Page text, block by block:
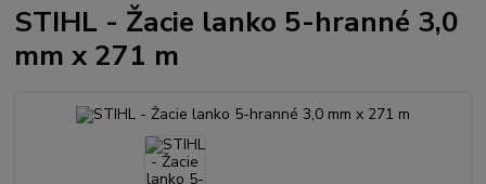
STIHL - Žacie lanko 5-hranné 3,0
mm x 271 m